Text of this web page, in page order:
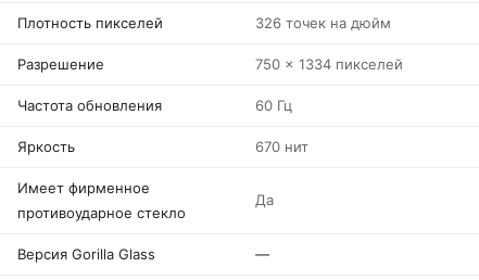
Плотность пикселей 326 точек на дюйм
Разрешение 750 x 1334 пикселей
Частота обновления 60 Гц
Яркость 670 нит
Имеет фирменное
противоударное стекло
Да
Версия Gorilla Glass —